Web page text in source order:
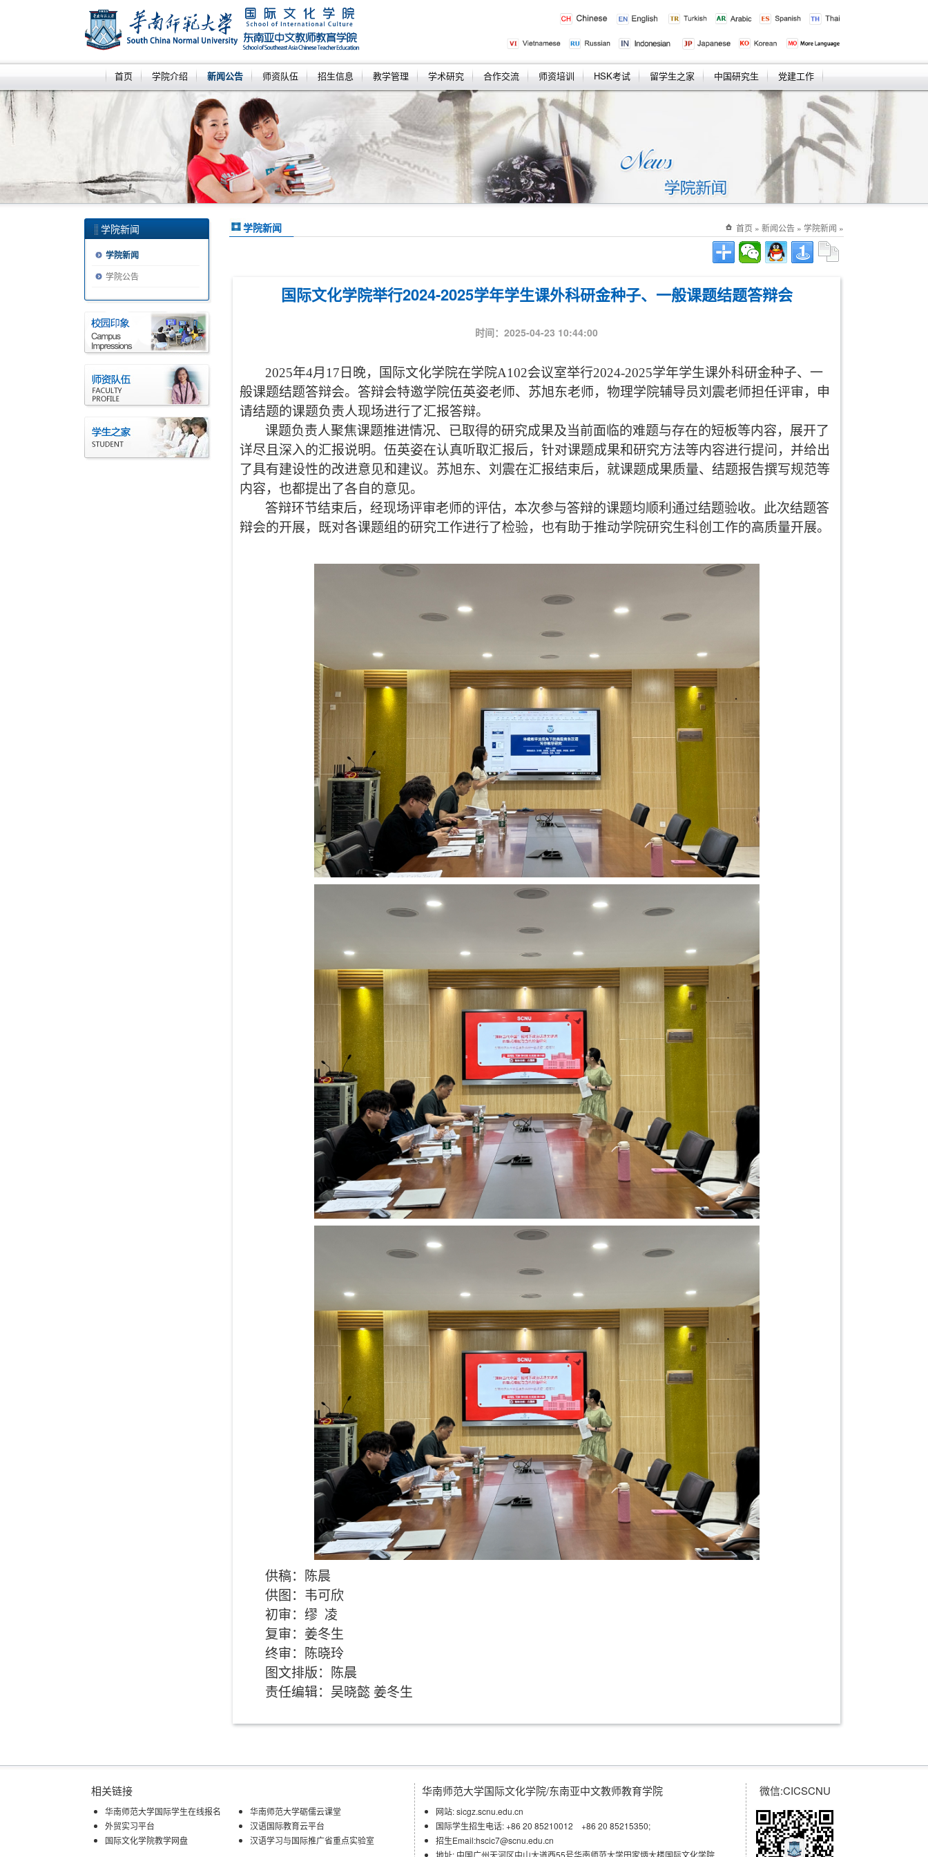
首页 学院介绍 新闻公告 师资队伍 招生信息 教学管理 学术研究 合作交流 师资培训 HSK考试 留学生之家 中国研究生 党建工作
学院新闻
学院新闻
学院公告
首页 » 新闻公告 » 学院新闻 »
学院新闻
国际文化学院举行2024-2025学年学生课外科研金种子、一般课题结题答辩会
时间：2025-04-23 10:44:00
2025年4月17日晚，国际文化学院在学院A102会议室举行2024-2025学年学生课外科研金种子、 一
般课题结题答辩会。 答辩会特邀学院伍英姿老师、苏旭东老师， 物理学院辅导员刘 震老师担任评审，申
请结题的课题负责人现场进行了汇报答辩。
课题负责人聚焦课题推进情况、已取得的研究成果及当前面临的难题与存在的短板等内容，展开了
详尽且深入的汇报说明。伍英姿在认真听取汇报后，针对课题成果和研究方法等内容进行提问 ，并给出
了具有建设性的改进意见和建议。苏旭东、 刘 震在汇报结束后，就课题成果质量、结题报告撰写规范等
内容，也都提出了各自 的意见。
答辩环节结束后，经现场评审老师的评估，本次参与答辩的课题均顺利通过结题验收。此次结题答
辩会的开展， 既对各课题组的研究工作进行了检验，也有助于推动学院研究生科创工作的高质量开展。
供稿：陈晨
供图：韦可欣
初审：缪 凌
复审：姜冬生
终审：陈晓玲
图文排版：陈晨
责任编辑： 吴晓懿 姜冬生
相关链接
华南师范大学国际学生在线报名
华南师范大学砺儒云课堂
外贸实习平台
汉语国际教育云平台
国际文化学院教学网盘
汉语学习与国际推广省重点实验室
华南师范大学国际文化学院/东南亚中文教师教育学院
网站: sicgz.scnu.edu.cn
国际学生招生电话: +86 20 85210012 +86 20 85215350;
招生Email:hscic7@scnu.edu.cn
地址: 中国广州天河区中山大道西55号华南师范大学田家炳大楼国际文化学院
微信:CICSCNU